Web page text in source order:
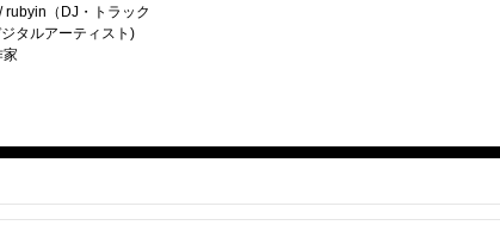
rubyin（DJ・トラック
タルアーティスト)